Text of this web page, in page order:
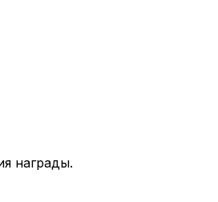
награды.